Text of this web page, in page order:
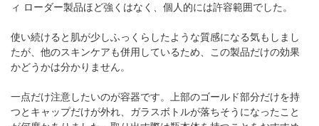
ィ ローダー製品ほど強くはなく、個人的には許容範囲でした。
使い続けると肌が少しふっくらしたような質感になる気もしまし
たが、他のスキンケアも併用しているため、この製品だけの効果
かどうかは分かりません。
一点だけ注意したいのが容器です。上部のゴールド部分だけを持
つとキャップだけが外れ、ガラスボトルが落ちそうになったこと